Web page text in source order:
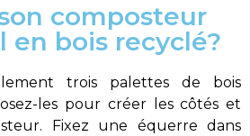
composteur
bois recyclé?
trois palettes de bois
les pour créer les côtés et
Fixez une équerre dans